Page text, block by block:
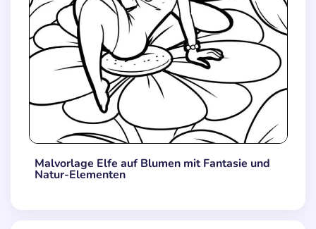
Malvorlage Elfe auf Blumen mit Fantasie und
Natur-Elementen